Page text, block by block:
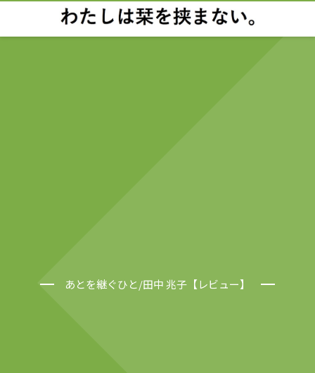
あとを継ぐひと/田中 兆子【レビュー】